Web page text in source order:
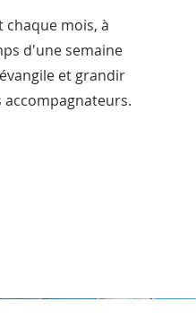
chaque mois, à
d'une semaine
et grandir
accompagnateurs.